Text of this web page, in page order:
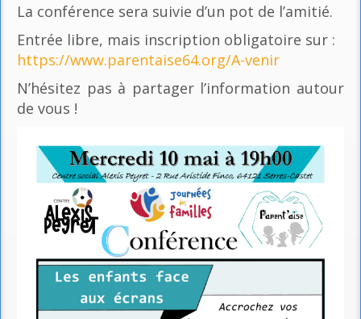
La conférence sera suivie d’un pot de l’amitié.
Entrée libre, mais inscription obligatoire sur :
https://www.parentaise64.org/A-venir
N’hésitez pas à partager l’information autour
de vous !